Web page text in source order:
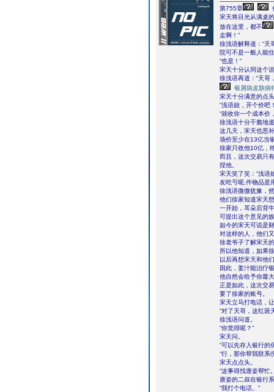
第755章
宋天将目光从满桌
放在这里，都不
走啊！”
徐浅语解释道：“天
院可不是一般人能
“也是！”
宋天十分认同这个
徐浅语再道：“天哥
银屑病皮肤病
宋天十分满意的点
“浅语姐，开个价吧
“就收你一个成本价
徐浅语十分干脆地
这几天，宋天也恶
场价至少在13亿当
徐家只收他10亿，
而且，这次交易只
捏他。
宋天笑了笑：“浅语
友吃亏呢,件物品是
徐浅语微微犹豫，
他们徐家知道宋天
一开始，耳朵后背
可提出这个意见的
如今的宋天可说是
对这样的人，他们
徐老爷子了解宋天
所以他知道，如果
以后再想宋天和他
因此，姜汁能治疗
他自然会给予你最
正是如此，这次交
要了徐家的账号。
宋天立马打电话，
“对了天哥，这红斑
徐浅语问道。
“你觉得呢？”
宋天问。
“可以先存入银行的
“行，那你帮我联系
宋天点点头。
“这事得找唐姿帮忙
唐姿的二叔在银行
“我打个电话。”